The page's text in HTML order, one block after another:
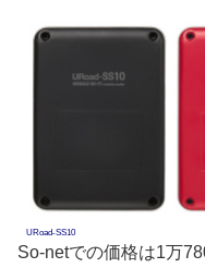
URoad-SS10
So-netでの価格は1万